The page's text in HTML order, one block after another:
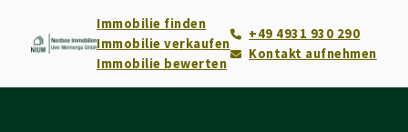
Immobilie finden
Immobilie verkaufen
Immobilie bewerten
+49 4931 930 290
Kontakt aufnehmen